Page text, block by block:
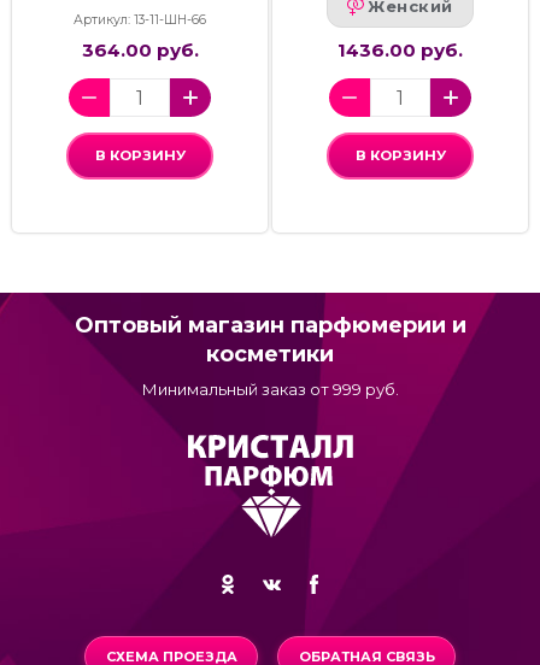
Артикул: 13-11-ШН-66
364.00 руб.
В КОРЗИНУ
Женский
1436.00 руб.
В КОРЗИНУ
Оптовый магазин парфюмерии и
косметики
Минимальный заказ от 999 руб.
СХЕМА ПРОЕЗДА ОБРАТНАЯ СВЯЗЬ